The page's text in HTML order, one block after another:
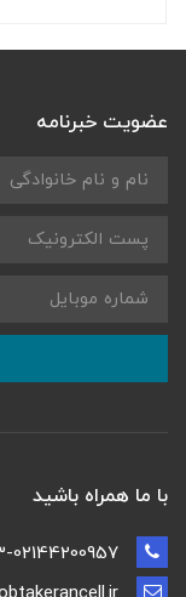
عضویت خبرنامه
با ما همراه باشید